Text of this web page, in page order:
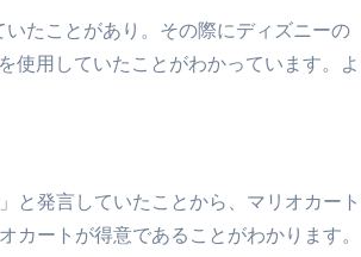
たことがあり。その際にディズニーの
使用していたことがわかっています。よ
と発言していたことから、マリオカート
ートが得意であることがわかります。